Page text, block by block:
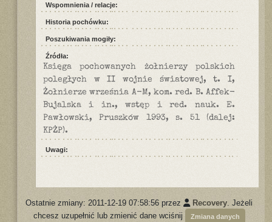
Wspomnienia / relacje:
Historia pochówku:
Poszukiwania mogiły:
Źródła:
Księga pochowanych żołnierzy polskich
poległych w II wojnie światowej, t. I,
Żołnierze września A-M, kom. red. B. Affek-
Bujalska i in., wstęp i red. nauk. E.
Pawłowski, Pruszków 1993, s. 51 (dalej:
KPŻP).
Uwagi:
Ostatnie zmiany: 2011-12-19 07:58:56 przez Recovery. Jeżeli
chcesz uzupełnić lub zmienić dane wciśnij
Zmiana danych